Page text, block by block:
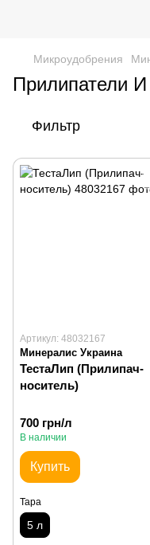
Микроудобрения
Прилипатели
Фильтр
Артикул: 48032167
Минералис Украина
ТестаЛип (Прилипач-
носитель)
700 грн/л
В наличии
Купить
Тара
5 л